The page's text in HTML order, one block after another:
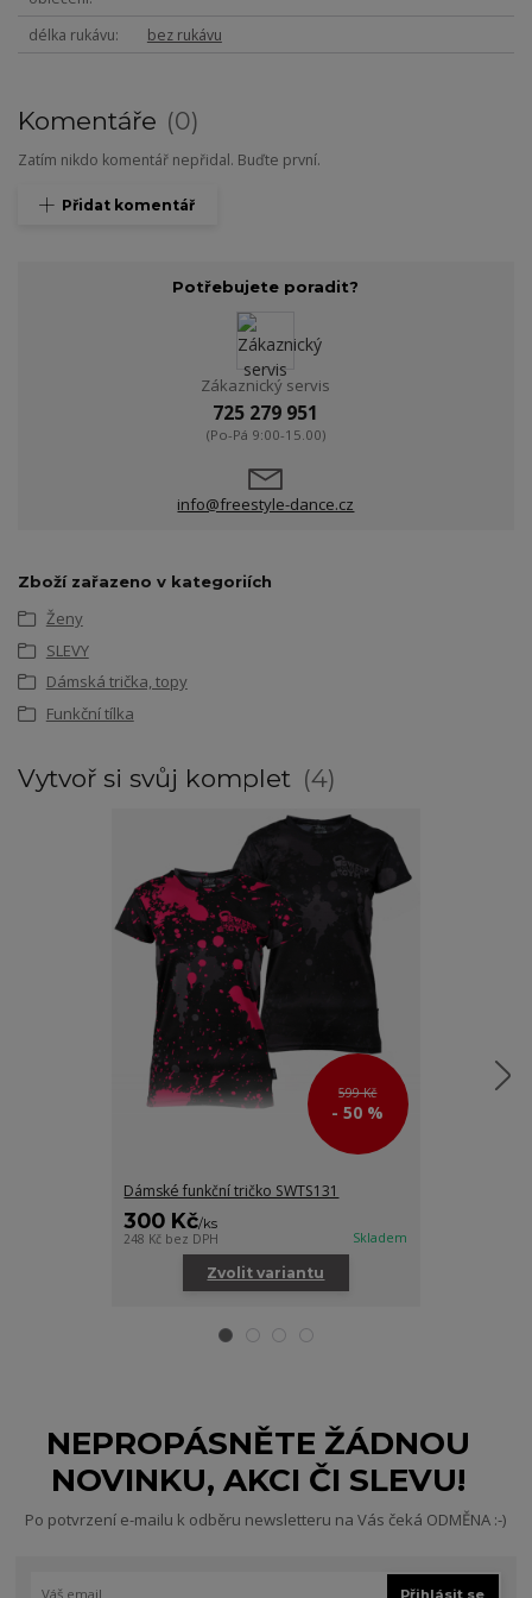
délka rukávu
bez rukávu
Komentáře 0
Zatím nikdo komentář nepřidal. Buďte první.
Přidat komentář
Potřebujete poradit?
Zákaznický servis
725 279 951
(Po-Pá 9:00-15.00)
info@freestyle-dance.cz
Zboží zařazeno v kategoriích
Ženy
SLEVY
Dámská trička, topy
Funkční tílka
Vytvoř si svůj komplet 4
599 Kč
- 50 %
Dámské funkční tričko SWTS131
300 Kč/ks
248 Kč bez DPH Skladem
Zvolit variantu
NEPROPÁSNĚTE ŽÁDNOU
NOVINKU, AKCI ČI SLEVU!
Po potvrzení e-mailu k odběru newsletteru na Vás čeká ODMĚNA :-)
Přihlásit se